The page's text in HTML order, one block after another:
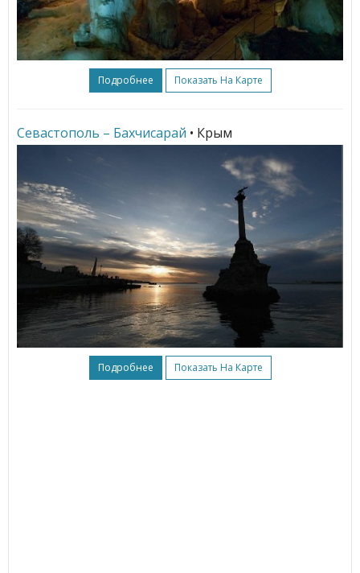
Подробнее Показать На Карте
Севастополь – Бахчисарай • Крым
Подробнее Показать На Карте